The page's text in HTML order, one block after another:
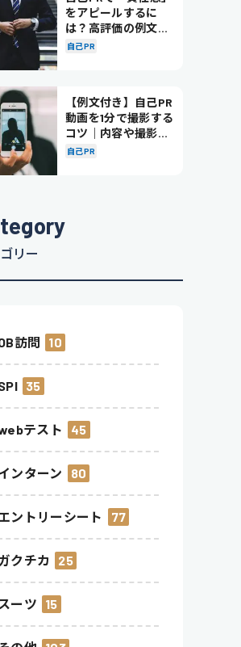
をアピールするに
は？高評価の例文も
紹介！
自己PR
【例文付き】自己PR
動画を1分で撮影する
コツ｜内容や撮影の
ポイントも解説
自己PR
リー
訪問 10
35
テスト 45
ンターン 80
ントリーシート 77
クチカ 25
ーツ 15